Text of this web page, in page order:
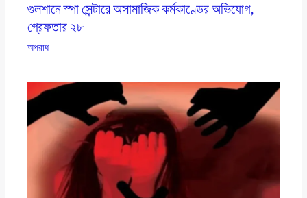
গুলশানে স্পা সেন্টারে অসামাজিক কর্মকাণ্ডের অভিযোগ,
গ্রেফতার ২৮
অপরাধ